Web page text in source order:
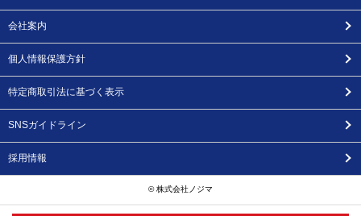
会社案内
個人情報保護方針
特定商取引法に基づく表示
SNSガイドライン
採用情報
© 株式会社ノジマ